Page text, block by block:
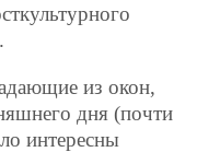
из окон,
дня (почти
интересны